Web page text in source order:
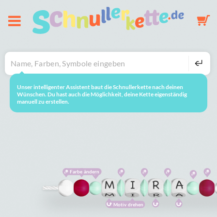
Schnullerkette
Schlüsselanhänger
Unser intelligenter Assistent baut die Schnullerkette nach deinen
Wünschen. Du hast auch die Möglichkeit, deine Kette eigenständig
manuell zu erstellen.
neustarten So geht's
Motiv drehen
Farbe ändern